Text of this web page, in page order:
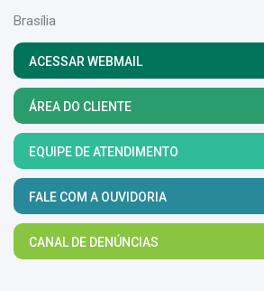
Brasília
ACESSAR WEBMAIL
ÁREA DO CLIENTE
EQUIPE DE ATENDIMENTO
FALE COM A OUVIDORIA
CANAL DE DENÚNCIAS